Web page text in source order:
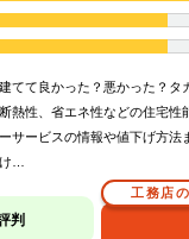
てて良かった？悪かった？タ
熱性、省エネ性などの住宅性
サービスの情報や値下げ方法
…
判
工務店